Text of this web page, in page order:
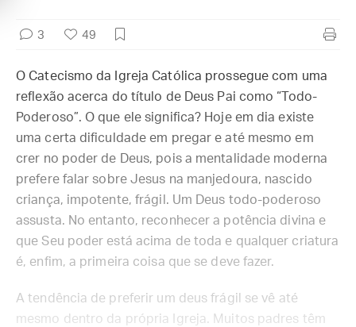
3 49
O Catecismo da Igreja Católica prossegue com uma
reflexão acerca do título de Deus Pai como “Todo-
Poderoso”. O que ele significa? Hoje em dia existe
uma certa dificuldade em pregar e até mesmo em
crer no poder de Deus, pois a mentalidade moderna
prefere falar sobre Jesus na manjedoura, nascido
criança, impotente, frágil. Um Deus todo-poderoso
assusta. No entanto, reconhecer a potência divina e
que Seu poder está acima de toda e qualquer criatura
é, enfim, a primeira coisa que se deve fazer.
A tendência de preferir um deus frágil se vê até
mesmo dentro da própria Igreja. Muitos padres têm